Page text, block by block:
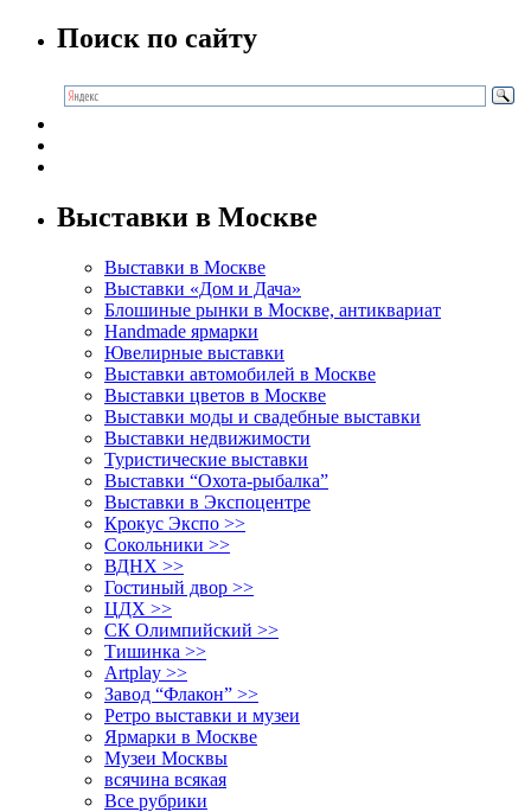
Поиск по сайту
Выставки в Москве
Выставки в Москве
Выставки «Дом и Дача»
Блошиные рынки в Москве, антиквариат
Handmade ярмарки
Ювелирные выставки
Выставки автомобилей в Москве
Выставки цветов в Москве
Выставки моды и свадебные выставки
Выставки недвижимости
Туристические выставки
Выставки “Охота-рыбалка”
Выставки в Экспоцентре
Крокус Экспо >>
Сокольники >>
ВДНХ >>
Гостиный двор >>
ЦДХ >>
СК Олимпийский >>
Тишинка >>
Artplay >>
Завод “Флакон” >>
Ретро выставки и музеи
Ярмарки в Москве
Музеи Москвы
всячина всякая
Все рубрики